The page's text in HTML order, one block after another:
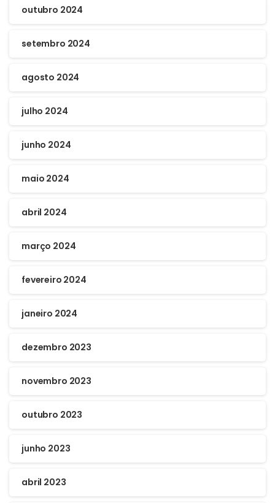
outubro 2024
setembro 2024
agosto 2024
julho 2024
junho 2024
maio 2024
abril 2024
março 2024
fevereiro 2024
janeiro 2024
dezembro 2023
novembro 2023
outubro 2023
junho 2023
abril 2023